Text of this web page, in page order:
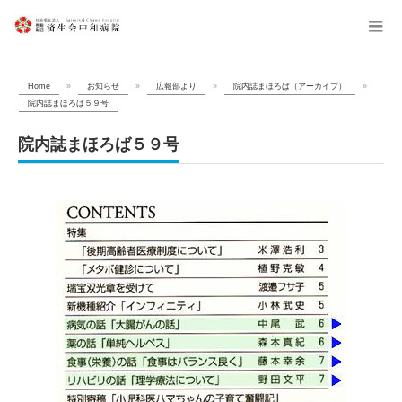
menu
Home » お知らせ » 広報部より » 院内誌まほろば（アーカイブ）
»
院内誌まほろば５９号
院内誌まほろば５９号